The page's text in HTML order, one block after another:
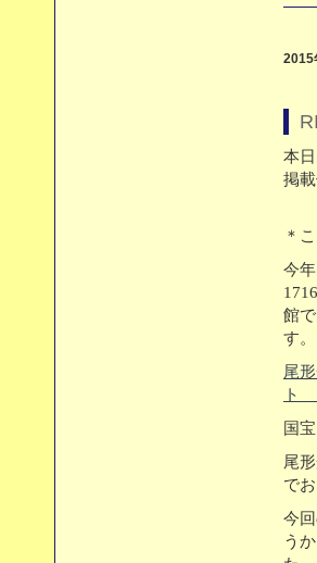
2015
本
掲
＊
今
館
す。
尾
ト
国
尾
で
今
う